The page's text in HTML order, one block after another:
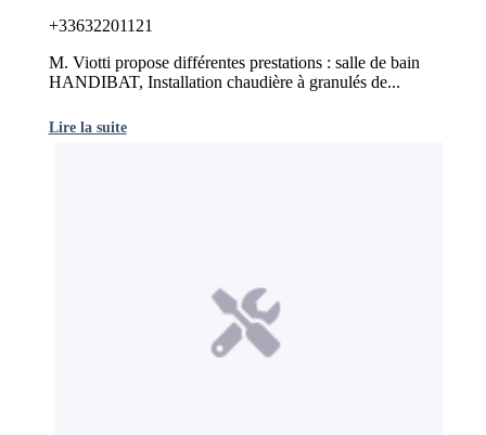
+33632201121
M. Viotti propose différentes prestations : salle de bain
HANDIBAT, Installation chaudière à granulés de...
Lire la suite